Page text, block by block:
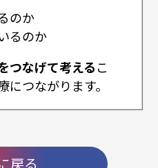
のか
るのか
つなげて考えるこ
につながります。
戻る